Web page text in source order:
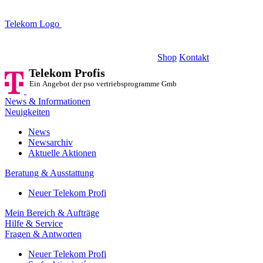
Telekom Logo
Shop Kontakt
Telekom Profis
Ein Angebot der pso vertriebsprogramme GmbH
News & Informationen
Neuigkeiten
News
Newsarchiv
Aktuelle Aktionen
Beratung & Ausstattung
Neuer Telekom Profi
Mein Bereich & Aufträge
Hilfe & Service
Fragen & Antworten
Neuer Telekom Profi